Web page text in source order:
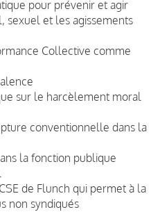
pour prévenir et agir
et les agissements
Collective comme
sur le harcèlement moral
conventionnelle dans la
la fonction publique
de Flunch qui permet à la
non syndiqués